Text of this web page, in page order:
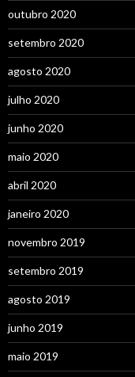
outubro 2020
setembro 2020
agosto 2020
julho 2020
junho 2020
maio 2020
abril 2020
janeiro 2020
novembro 2019
setembro 2019
agosto 2019
junho 2019
maio 2019